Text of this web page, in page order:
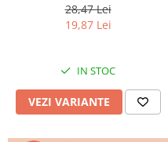
28,47 Lei
19,87 Lei
IN STOC
VEZI VARIANTE